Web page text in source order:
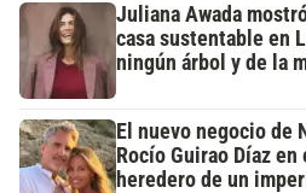
Juliana Awada
casa sustentable en
ningún árbol y de la
El nuevo negocio de
Rocío Guirao Díaz
heredero de un